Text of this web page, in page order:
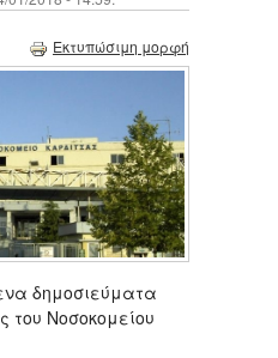
Εκτυπώσιμη μορφή
δημοσιεύματα
του Νοσοκομείου